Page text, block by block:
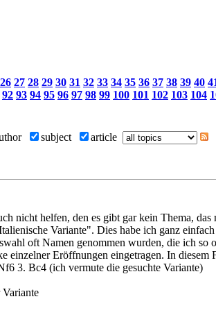
26 27 28 29 30 31 32 33 34 35 36 37 38 39 40
92 93 94 95 96 97 98 99 100 101 102 103 104
subject article
nicht helfen, den es gibt gar kein Thema,
Variante". Dies habe ich ganz
oft Namen genommen wurden, die ich
einzelner Eröffnungen eingetragen. In
3. Bc4 (ich vermute die gesuchte Variante)